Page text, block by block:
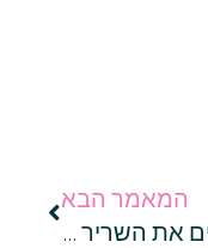
המאמר הבא
מנפחים את השריר – גם בזמן חופשה! הכול על ספורט ימי באילת